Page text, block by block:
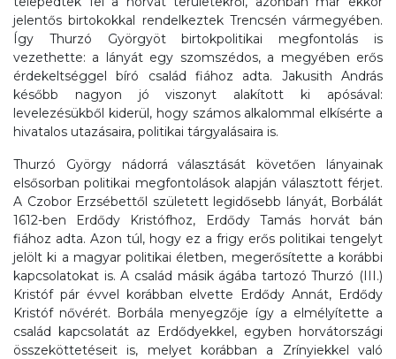
jelentős birtokokkal rendelkeztek Trencsén vármegyében.
Így Thurzó Györgyöt birtokpolitikai megfontolás is
vezethette: a lányát egy szomszédos, a megyében erős
érdekeltséggel bíró család fiához adta. Jakusith András
később nagyon jó viszonyt alakított ki apósával:
levelezésükből kiderül, hogy számos alkalommal elkísérte a
hivatalos utazásaira, politikai tárgyalásaira is.
Thurzó György nádorrá választását követően lányainak
elsősorban politikai megfontolások alapján választott férjet.
A Czobor Erzsébettől született legidősebb lányát, Borbálát
1612-ben Erdődy Kristófhoz, Erdődy Tamás horvát bán
fiához adta. Azon túl, hogy ez a frigy erős politikai tengelyt
jelölt ki a magyar politikai életben, megerősítette a korábbi
kapcsolatokat is. A család másik ágába tartozó Thurzó (III.)
Kristóf pár évvel korábban elvette Erdődy Annát, Erdődy
Kristóf nővérét. Borbála menyegzője így a elmélyítette a
család kapcsolatát az Erdődyekkel, egyben horvátországi
összeköttetéseit is, melyet korábban a Zrínyiekkel való